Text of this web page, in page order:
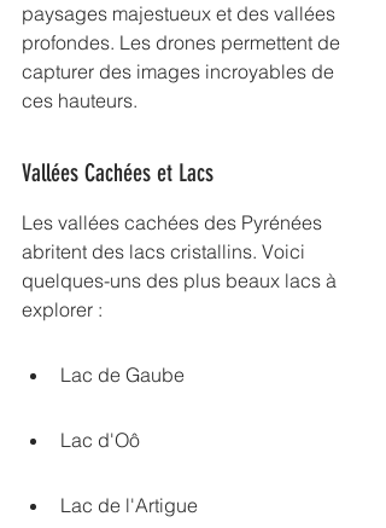
paysages majestueux et des vallées
profondes. Les drones permettent de
capturer des images incroyables de
ces hauteurs.
Vallées Cachées et Lacs
Les vallées cachées des Pyrénées
abritent des lacs cristallins. Voici
quelques-uns des plus beaux lacs à
explorer :
Lac de Gaube
Lac d'Oô
Lac de l'Artigue